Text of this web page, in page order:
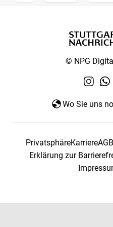
© NPG
Wo Sie uns
PrivatsphäreKarriereAGB
Erklärung zur